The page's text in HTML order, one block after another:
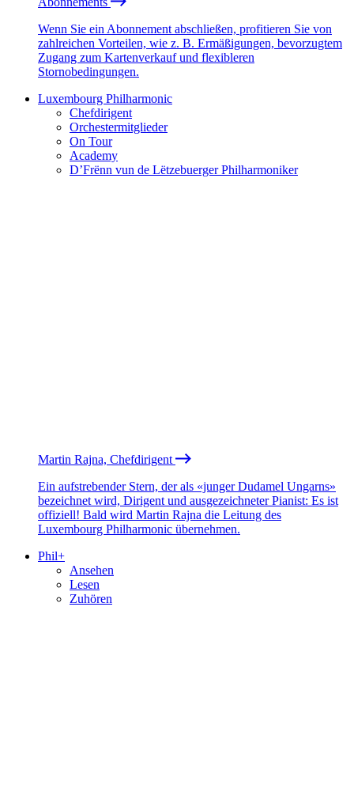
Wenn Sie ein Abonnement abschließen, profitieren Sie von
zahlreichen Vorteilen, wie z. B. Ermäßigungen, bevorzugtem
Zugang zum Kartenverkauf und flexibleren
Stornobedingungen.
Luxembourg Philharmonic
Chefdirigent
Orchestermitglieder
On Tour
Academy
D’Frënn vun de Lëtzebuerger Philharmoniker
Martin Rajna, Chefdirigent
Ein aufstrebender Stern, der als «junger Dudamel Ungarns»
bezeichnet wird, Dirigent und ausgezeichneter Pianist: Es ist
offiziell! Bald wird Martin Rajna die Leitung des
Luxembourg Philharmonic übernehmen.
Phil+
Ansehen
Lesen
Zuhören